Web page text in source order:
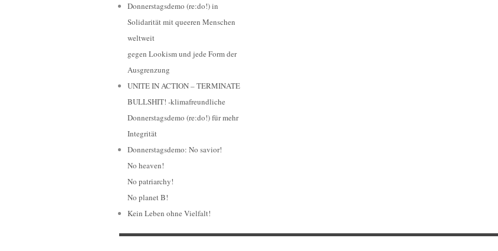
Donnerstagsdemo (re:do!) in
Solidarität mit queeren Menschen
weltweit
gegen Lookism und jede Form der
Ausgrenzung
UNITE IN ACTION – TERMINATE
BULLSHIT! -klimafreundliche
Donnerstagsdemo (re:do!) für mehr
Integrität
Donnerstagsdemo: No savior!
No heaven!
No patriarchy!
No planet B!
Kein Leben ohne Vielfalt!